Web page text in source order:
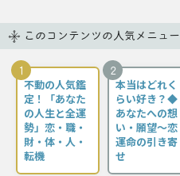
このコンテンツの人気メニュー
1
不動の人気鑑
定！「あなた
の人生と全運
勢」恋・職・
財・体・人・
転機
2
本当はどれく
らい好き？◆
あなたへの想
い・願望〜恋
運命の引き寄
せ